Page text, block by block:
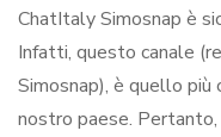
ChatItaly Simosnap è
Infatti, questo canale
Simosnap), è quello più
nostro paese.